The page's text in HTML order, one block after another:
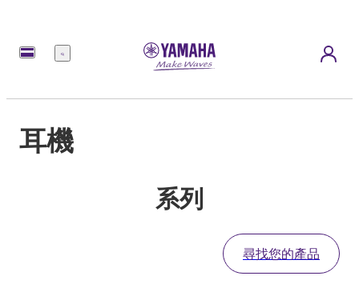
選
耳機
系列
尋找您的產品